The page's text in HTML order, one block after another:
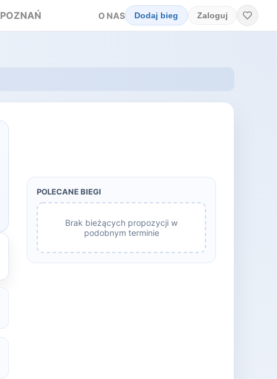
POZNAŃ O NAS Dodaj bieg Zaloguj
POLECANE BIEGI
Brak bieżących propozycji w
podobnym terminie